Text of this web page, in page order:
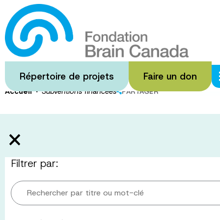
Passer
au
contenu
principal
Répertoire de projets Faire un don
Subventions
Accueil · Subventions financées PARTAGER
Filtrer par:
Rechercher par titre ou mot-clé